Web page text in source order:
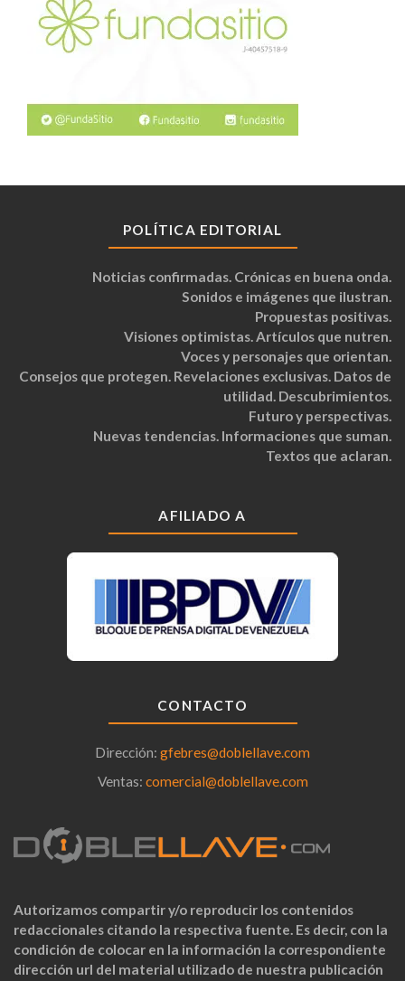
POLÍTICA EDITORIAL
Noticias confirmadas. Crónicas en buena onda.
Sonidos e imágenes que ilustran.
Propuestas positivas.
Visiones optimistas. Artículos que nutren.
Voces y personajes que orientan.
Consejos que protegen. Revelaciones exclusivas. Datos de
utilidad. Descubrimientos.
Futuro y perspectivas.
Nuevas tendencias. Informaciones que suman.
Textos que aclaran.
AFILIADO A
CONTACTO
Dirección: gfebres@doblellave.com
Ventas: comercial@doblellave.com
Autorizamos compartir y/o reproducir los contenidos
redaccionales citando la respectiva fuente. Es decir, con la
condición de colocar en la información la correspondiente
dirección url del material utilizado de nuestra publicación